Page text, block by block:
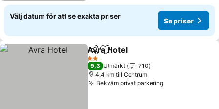
Välj datum för att se exakta priser
Se priser
Dela Lägg till i Mina Favoriter
Avra Hotel
2 Stjärnor
9,3 Utmärkt
710
4.4 km till Centrum
Bekväm privat parkering